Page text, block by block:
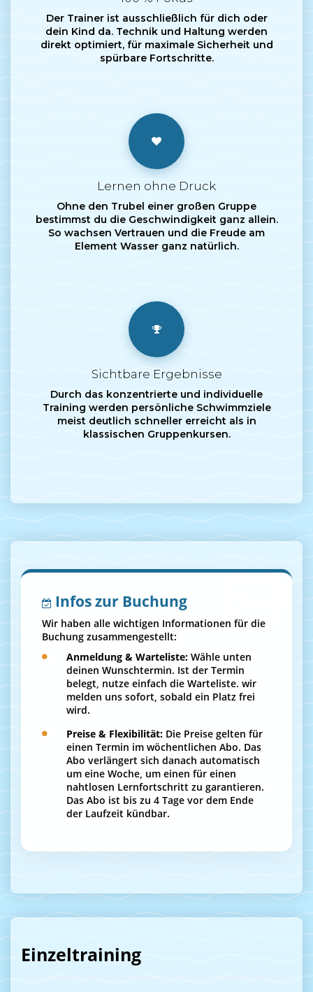
Der Trainer ist ausschließlich für dich oder
dein Kind da. Technik und Haltung werden
direkt optimiert, für maximale Sicherheit und
spürbare Fortschritte.
Lernen ohne Druck
Ohne den Trubel einer großen Gruppe
bestimmst du die Geschwindigkeit ganz allein.
So wachsen Vertrauen und die Freude am
Element Wasser ganz natürlich.
Sichtbare Ergebnisse
Durch das konzentrierte und individuelle
Training werden persönliche Schwimmziele
meist deutlich schneller erreicht als in
klassischen Gruppenkursen.
Infos zur Buchung
Wir haben alle wichtigen Informationen für die
Buchung zusammengestellt:
Anmeldung & Warteliste: Wähle unten
deinen Wunschtermin. Ist der Termin
belegt, nutze einfach die Warteliste. wir
melden uns sofort, sobald ein Platz frei
wird.
Preise & Flexibilität: Die Preise gelten für
einen Termin im wöchentlichen Abo. Das
Abo verlängert sich danach automatisch
um eine Woche, um einen für einen
nahtlosen Lernfortschritt zu garantieren.
Das Abo ist bis zu 4 Tage vor dem Ende
der Laufzeit kündbar.
Einzeltraining